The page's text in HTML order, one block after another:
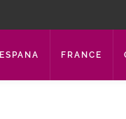
ESPANA FRANCE